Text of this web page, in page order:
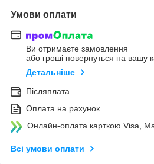
Умови оплати
Ви отримаєте замовлення
або гроші повернуться на вашу
Детальніше
Післяплата
Оплата на рахунок
Онлайн-оплата карткою Visa,
Всі умови оплати